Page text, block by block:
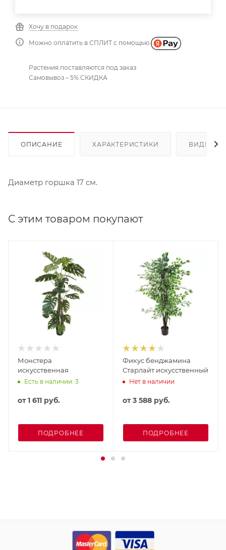
Хочу в подарок
Можно оплатить в СПЛИТ с помощью
Растения поставляются под заказ
Самовывоз – 5% СКИДКА
ОПИСАНИЕ ХАРАКТЕРИСТИКИ ВИДЕО
Диаметр горшка 17 см.
С этим товаром покупают
Монстера
искусственная
Есть в наличии: 3
от1 611 руб.
ПОДРОБНЕЕ
Фикус бенджамина
Старлайт искусственный
Нет в наличии
от3 588 руб.
ПОДРОБНЕЕ